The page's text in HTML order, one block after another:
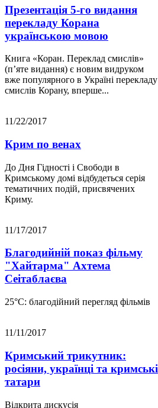
Презентація 5-го видання
перекладу Корана
українською мовою
Книга «Коран. Переклад смислів»
(п’яте видання) є новим видруком
вже популярного в Україні перекладу
смислів Корану, вперше...
11/22/2017
Крим по венах
До Дня Гідності і Свободи в
Кримському домі відбудеться серія
тематичних подій, присвячених
Криму.
11/17/2017
Благодийній показ фільму
"Хайтарма" Ахтема
Сеітаблаєва
25°С: благодійний перегляд фільмів
11/11/2017
Кримський трикутник:
росіяни, українці та кримські
татари
Відкрита дискусія